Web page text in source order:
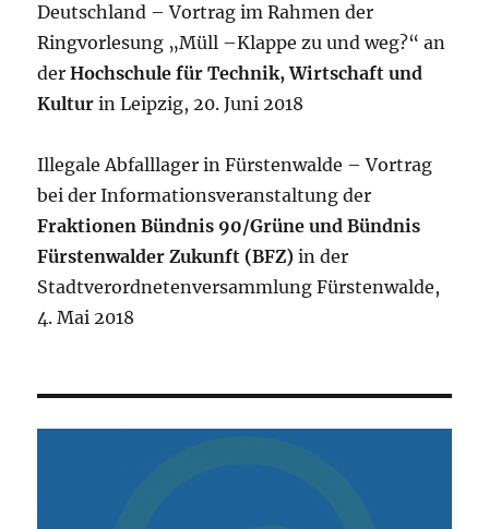
Deutschland – Vortrag im Rahmen der
Ringvorlesung „Müll –Klappe zu und weg?“ an
derHochschule für Technik, Wirtschaft und
Kultur in Leipzig, 20. Juni 2018
Illegale Abfalllager in Fürstenwalde – Vortrag
bei der Informationsveranstaltung der
Fraktionen Bündnis 90/Grüne und Bündnis
Fürstenwalder Zukunft (BFZ) in der
Stadtverordnetenversammlung Fürstenwalde,
4. Mai 2018